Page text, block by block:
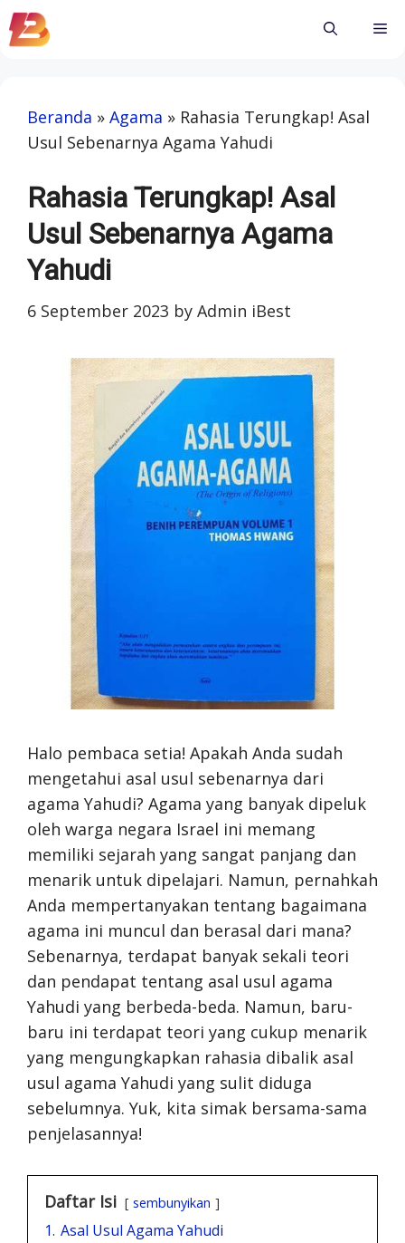
Skip
to
Beranda » Agama » Rahasia Terungkap! Asal
Usul Sebenarnya Agama Yahudi
Rahasia Terungkap! Asal
Usul Sebenarnya Agama
Yahudi
6 September 2023 by Admin iBest
Halo pembaca setia! Apakah Anda sudah
mengetahui asal usul sebenarnya dari
agama Yahudi? Agama yang banyak dipeluk
oleh warga negara Israel ini memang
memiliki sejarah yang sangat panjang dan
menarik untuk dipelajari. Namun, pernahkah
Anda mempertanyakan tentang bagaimana
agama ini muncul dan berasal dari mana?
Sebenarnya, terdapat banyak sekali teori
dan pendapat tentang asal usul agama
Yahudi yang berbeda-beda. Namun, baru-
baru ini terdapat teori yang cukup menarik
yang mengungkapkan rahasia dibalik asal
usul agama Yahudi yang sulit diduga
sebelumnya. Yuk, kita simak bersama-sama
penjelasannya!
Daftar Isi sembunyikan
1. Asal Usul Agama Yahudi